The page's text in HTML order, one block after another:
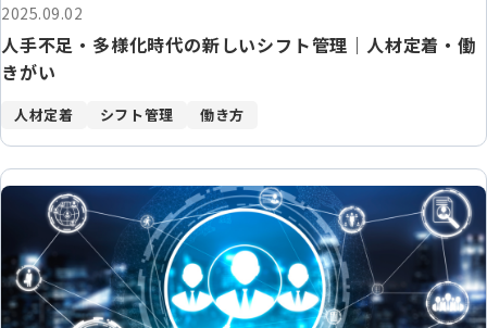
2025.09.02
人手不足・多様化時代の新しいシフト管理｜人材定着・働
きがい
人材定着 シフト管理 働き方